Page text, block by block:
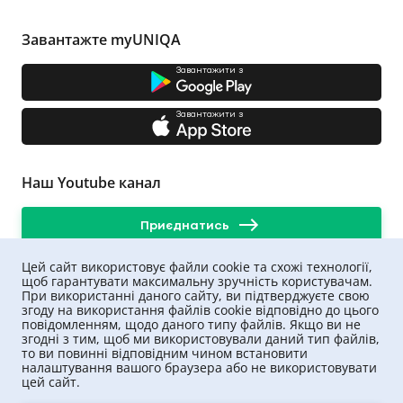
номер авто або вручну вибрати його
характеристики;
вибрати бажані параметри договору: розмір
франшизи та максимальну суму виплат.
Після усіх цих дій калькулятор автоцивілки покаже
фінальну ціну на страховий поліс. Якщо вона
влаштовує, залишається лише внести оплату та
Протягом 5 хвилин електронний поліс буде
Чому варто страхувати авто в
нашій компанії
Автострахування в Луцьку, в компанії UNIQA, має
суттєві переваги: ми намагаємося надати кожному
нашому клієнту допомогу в повному обсязі, вирішити
усі його проблеми в автострахуванні. Наша компанія
успішно розвивається, постійно впроваджує
передовий досвід та безперервно покращує свій
онлайн-сервіс. Ми надаємо професійну цілодобову
Завантажте myUNIQA
Завантажити з
Завантажити з
Наш Youtube канал
Приєднатись
Цей сайт використовує файли cookie та схожі технології,
щоб гарантувати максимальну зручність користувачам.
При використанні даного сайту, ви підтверджуєте свою
згоду на використання файлів cookie відповідно до цього
повідомленням, щодо даного типу файлів. Якщо ви не
згодні з тим, щоб ми використовували даний тип файлів,
то ви повинні відповідним чином встановити
налаштування вашого браузера або не використовувати
цей сайт.